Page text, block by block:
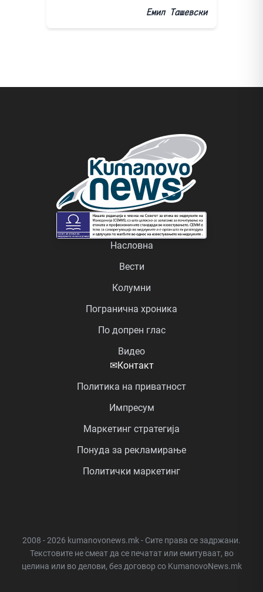
Емил Ташевски
Насловна
Вести
Колумни
Погранична хроника
По допрен глас
Видео
✉Контакт
Политика на приватност
Импресум
Маркетинг стратегија
Понуда за рекламирање
Политички маркетинг
2008 - 2026 kumanovonews.mk - Сите права се задржани.
Текстовите не смеат да се печатат или емитуваат, во
целина или во делови, без договор со KumanovoNews.mk